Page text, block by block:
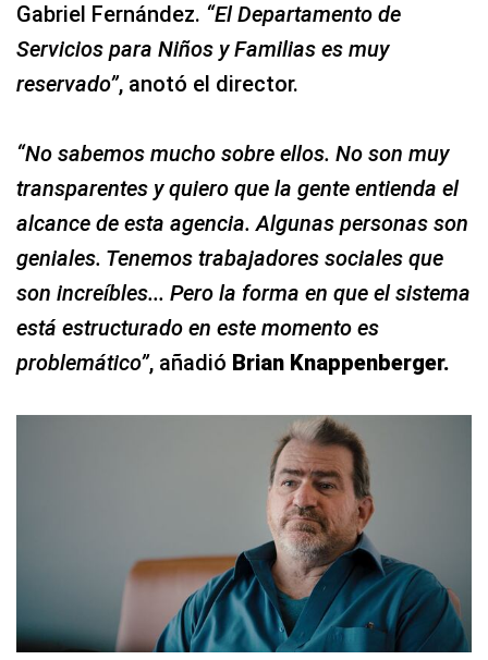
Gabriel Fernández. “El Departamento de
Servicios para Niños y Familias es muy
reservado”, anotó el director.
“No sabemos mucho sobre ellos. No son muy
transparentes y quiero que la gente entienda el
alcance de esta agencia. Algunas personas son
geniales. Tenemos trabajadores sociales que
son increíbles... Pero la forma en que el sistema
está estructurado en este momento es
problemático”, añadió Brian Knappenberger.